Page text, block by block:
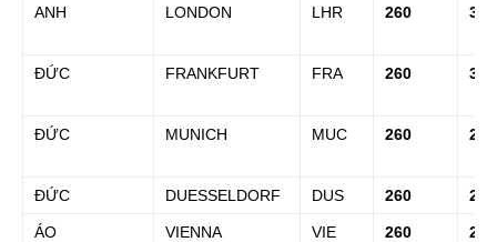
ANH LONDON LHR 260 320
ĐỨC FRANKFURT FRA 260 320
ĐỨC MUNICH MUC 260 290
ĐỨC DUESSELDORF DUS 260 290
ÁO VIENNA VIE 260 290